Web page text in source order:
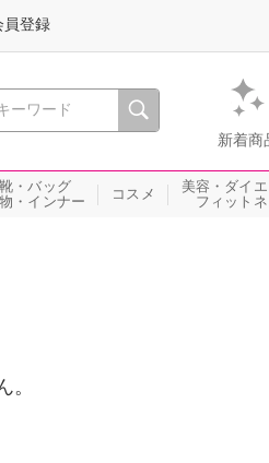
どる、瞬間を。通販・テレビショッ
新着商
員登録
靴・バッグ
・インナー
コスメ
美容・ダイエ
フィットネ
。